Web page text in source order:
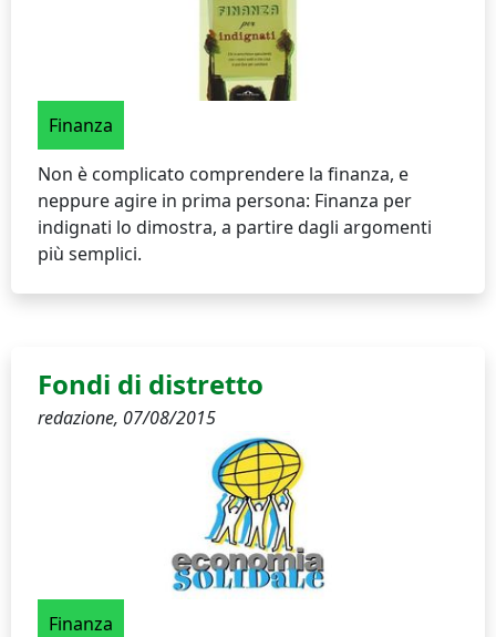
Finanza
Non è complicato comprendere la finanza, e
neppure agire in prima persona: Finanza per
indignati lo dimostra, a partire dagli argomenti
più semplici.
Fondi di distretto
redazione, 07/08/2015
Finanza